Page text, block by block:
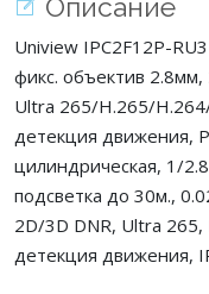
Описание
Uniview IPC2F12P-
фикс. объектив
Ultra 265/H.265/H.264/
детекция движения,
цилиндрическая, 1/
подсветка до 30м.,
2D/3D DNR, Ultra 265,
детекция движения,